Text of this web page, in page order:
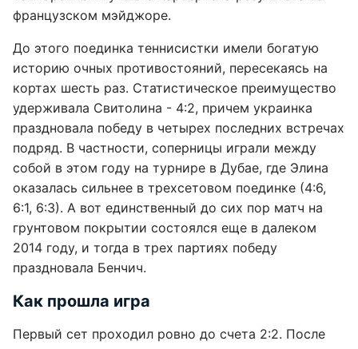
французском мэйджоре.
До этого поединка теннисистки имели богатую
историю очных противостояний, пересекаясь на
кортах шесть раз. Статистическое преимущество
удерживала Свитолина - 4:2, причем украинка
праздновала победу в четырех последних встречах
подряд. В частности, соперницы играли между
собой в этом году на турнире в Дубае, где Элина
оказалась сильнее в трехсетовом поединке (4:6,
6:1, 6:3). А вот единственный до сих пор матч на
грунтовом покрытии состоялся еще в далеком
2014 году, и тогда в трех партиях победу
праздновала Бенчич.
Как прошла игра
Первый сет проходил ровно до счета 2:2. После